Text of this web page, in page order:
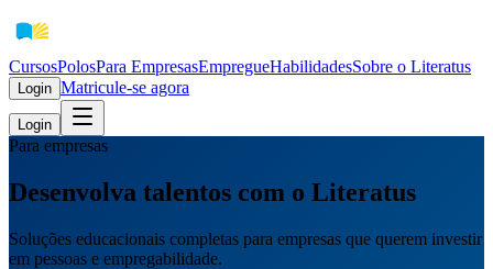
CursosPolosPara EmpresasEmpregueHabilidadesSobre o Literatus
Login Matricule-se agora
Login
Para empresas
Desenvolva talentos com o Literatus
Soluções educacionais completas para empresas que querem investir
em pessoas e empregabilidade.